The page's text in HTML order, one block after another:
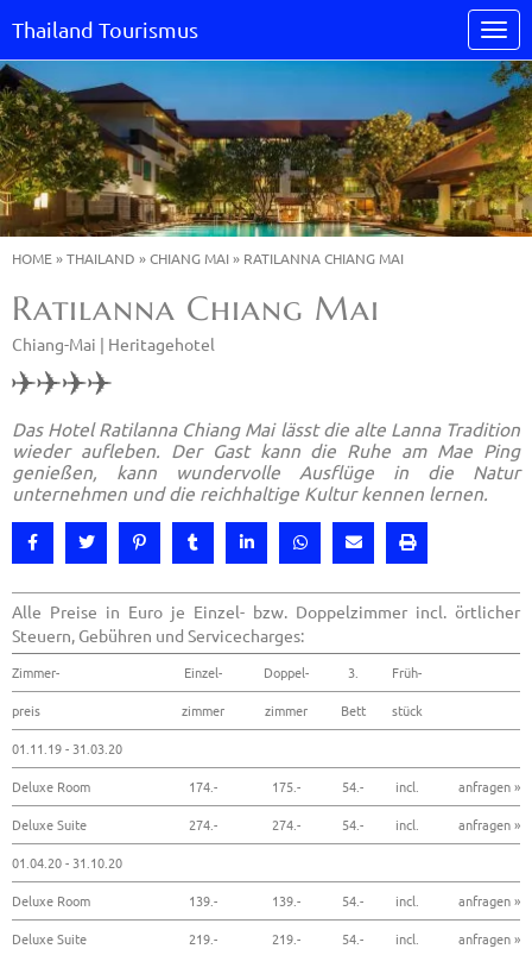
Thailand Tourismus
HOME»THAILAND »CHIANG MAI» RATILANNA CHIANG MAI
Ratilanna Chiang Mai
Chiang-Mai | Heritagehotel
Das Hotel Ratilanna Chiang Mai lässt die alte Lanna Tradition
wieder aufleben. Der Gast kann die Ruhe am Mae Ping
genießen, kann wundervolle Ausflüge in die Natur
unternehmen und die reichhaltige Kultur kennen lernen.
Alle Preise in Euro je Einzel- bzw. Doppelzimmer incl. örtlicher
Steuern, Gebühren und Servicecharges:
Zimmer- Einzel- Doppel- 3.
Früh-
preis
zimmer zimmer Bett
stück
01.11.19 - 31.03.20
Deluxe Room
174.- 175.- 54.- incl.
anfragen »
Deluxe Suite
274.- 274.- 54.- incl.
anfragen »
01.04.20 - 31.10.20
Deluxe Room
139.- 139.- 54.- incl.
anfragen »
Deluxe Suite
219.- 219.- 54.- incl. anfragen »